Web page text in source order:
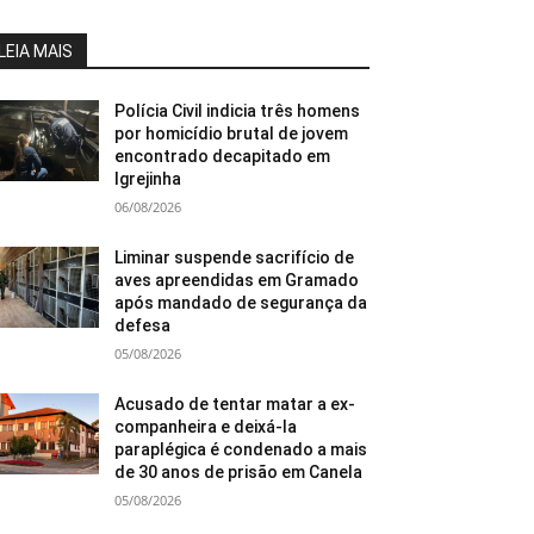
MAIS
Polícia Civil indicia três homens
por homicídio brutal de jovem
encontrado decapitado em
Igrejinha
06/08/2026
Liminar suspende sacrifício de
aves apreendidas em Gramado
após mandado de segurança da
defesa
05/08/2026
Acusado de tentar matar a ex-
companheira e deixá-la
paraplégica é condenado a mais
de 30 anos de prisão em Canela
05/08/2026